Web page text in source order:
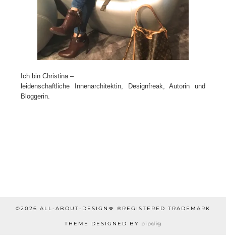
Ich bin Christina –
leidenschaftliche Innenarchitektin, Designfreak, Autorin und
Bloggerin.
©2026 ALL-ABOUT-DESIGN💋 ®REGISTERED TRADEMARK
THEME DESIGNED BY pipdig